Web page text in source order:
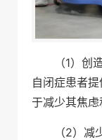
（1）
自闭症患者
于减少其焦虑
（2）